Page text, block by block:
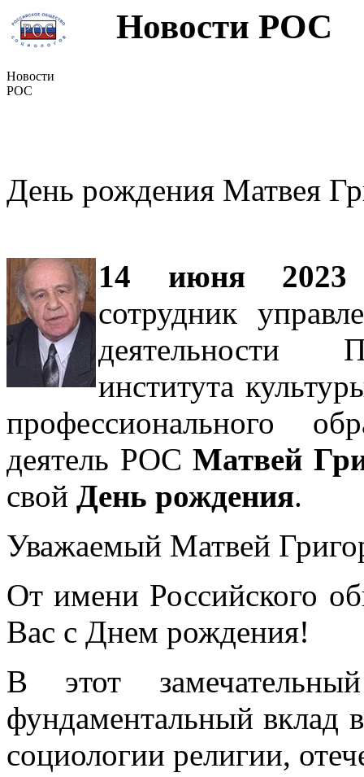
Новости РОС
Новости
РОС
День рождения Матвея
14 июня 2023
сотрудник
деятельности
института
профессионального
деятель РОСМатвей
свой День рождения.
Уважаемый Матвей
От имени Российского
Вас с Днем рождения!
В этот
фундаментальный вклад
социологии религии,